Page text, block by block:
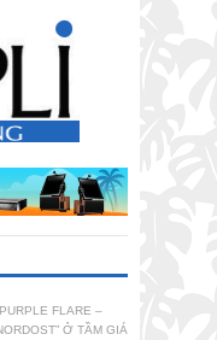
FLARE –
Ở TẦM GIÁ